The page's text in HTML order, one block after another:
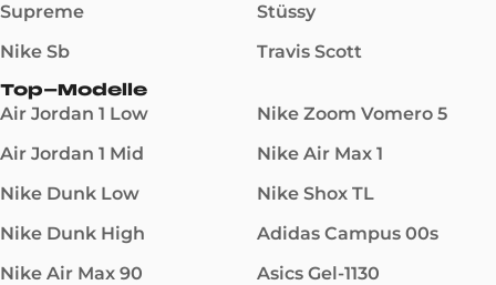
Supreme
Nike Sb
Stüssy
Travis Scott
Top-Modelle
Air Jordan 1 Low
Air Jordan 1 Mid
Nike Dunk Low
Nike Dunk High
Nike Air Max 90
Nike Zoom Vomero 5
Nike Air Max 1
Nike Shox TL
Adidas Campus 00s
Asics Gel-1130